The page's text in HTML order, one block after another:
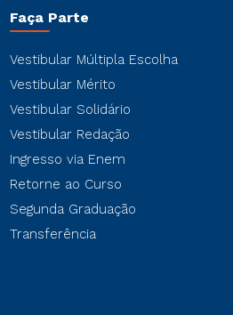
Faça Parte
Vestibular Múltipla Escolha
Vestibular Mérito
Vestibular Solidário
Vestibular Redação
Ingresso via Enem
Retorne ao Curso
Segunda Graduação
Transferência